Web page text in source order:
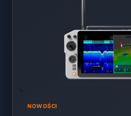
NOVEDAD
EL
SISTEMA
EXTREME
ONE
NOWOŚCI